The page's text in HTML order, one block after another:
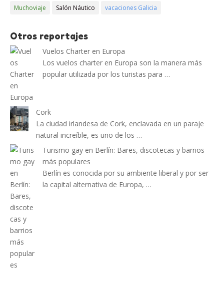
Muchoviaje
Salón Náutico vacaciones Galicia
Otros reportajes
Vuelos Charter en Europa
Los vuelos charter en Europa son la manera más
popular utilizada por los turistas para …
Cork
La ciudad irlandesa de Cork, enclavada en un paraje
natural increíble, es uno de los …
Turismo gay en Berlín: Bares, discotecas y barrios
más populares
Berlín es conocida por su ambiente liberal y por ser
la capital alternativa de Europa, …